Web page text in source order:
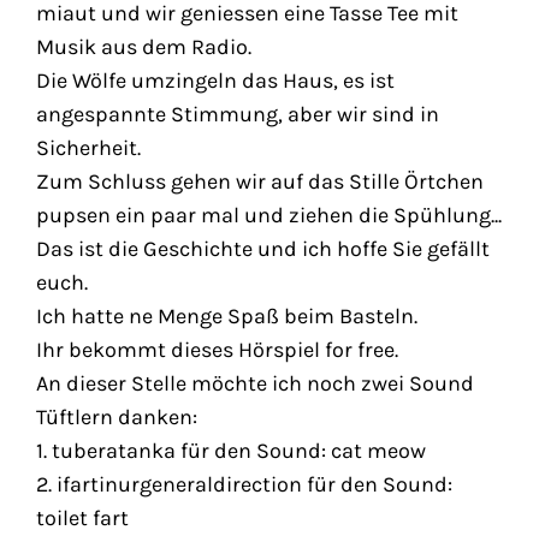
miaut und wir geniessen eine Tasse Tee mit
Musik aus dem Radio.
Die Wölfe umzingeln das Haus, es ist
angespannte Stimmung, aber wir sind in
Sicherheit.
Zum Schluss gehen wir auf das Stille Örtchen
pupsen ein paar mal und ziehen die Spühlung...
Das ist die Geschichte und ich hoffe Sie gefällt
euch.
Ich hatte ne Menge Spaß beim Basteln.
Ihr bekommt dieses Hörspiel for free.
An dieser Stelle möchte ich noch zwei Sound
Tüftlern danken:
1. tuberatanka für den Sound: cat meow
2. ifartinurgeneraldirection für den Sound:
toilet fart